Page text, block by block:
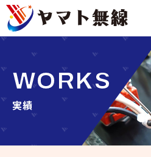
船
舶
器・
無
線
機
器
等
実績
WORKS